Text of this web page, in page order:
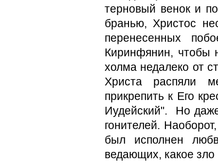
терно­вый венок и
бранью, Христос
перенесенных
Киринфянин, чтобы
холма недалеко от
Христа распяли
прикрепить к Его
Иудейский". Но
гонителей.
был исполнен
ведающих, какое